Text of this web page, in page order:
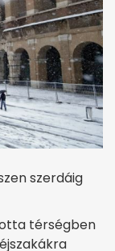
szerdáig
térségben